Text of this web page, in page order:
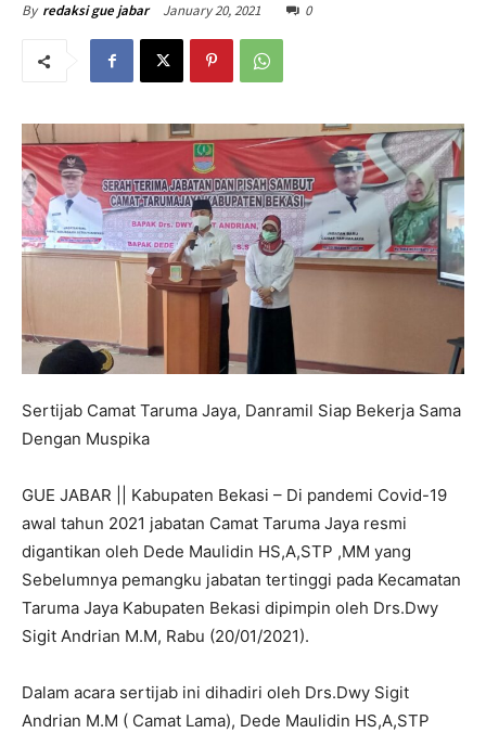
By redaksi gue jabar January 20, 2021 0
Sertijab Camat Taruma Jaya, Danramil Siap Bekerja Sama
Dengan Muspika
GUE JABAR || Kabupaten Bekasi – Di pandemi Covid-19
awal tahun 2021 jabatan Camat Taruma Jaya resmi
digantikan oleh Dede Maulidin HS,A,STP ,MM yang
Sebelumnya pemangku jabatan tertinggi pada Kecamatan
Taruma Jaya Kabupaten Bekasi dipimpin oleh Drs.Dwy
Sigit Andrian M.M, Rabu (20/01/2021).
Dalam acara sertijab ini dihadiri oleh Drs.Dwy Sigit
Andrian M.M ( Camat Lama), Dede Maulidin HS,A,STP